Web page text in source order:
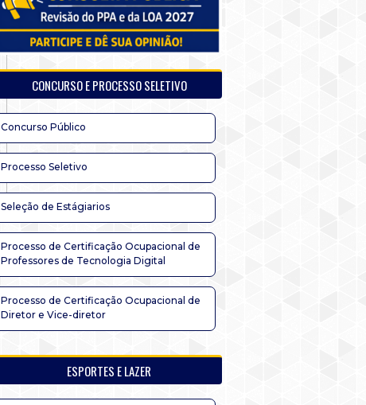
CONCURSO E PROCESSO SELETIVO
Concurso Público
Processo Seletivo
Seleção de Estágiarios
Processo de Certificação Ocupacional de
Professores de Tecnologia Digital
Processo de Certificação Ocupacional de
Diretor e Vice-diretor
ESPORTES E LAZER